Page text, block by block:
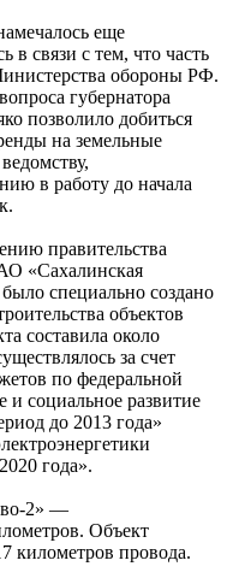
еще
в связи с тем, что часть
обороны РФ.
губернатора
позволило добиться
на земельные
в работу до начала
правительства
«Сахалинская
специально создано
объектов
составила около
за счет
по федеральной
и социальное развитие
до 2013 года»
года».
2» —
Объект
километров провода.